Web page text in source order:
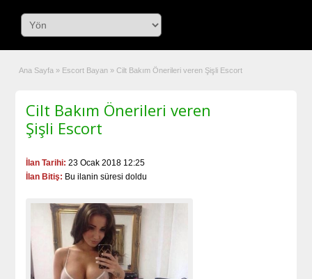
Ana Sayfa » Escort Bayan » Cilt Bakım Önerileri veren Şişli Escort
Cilt Bakım Önerileri veren
Şişli Escort
İlan Tarihi: 23 Ocak 2018 12:25
İlan Bitiş: Bu ilanin süresi doldu